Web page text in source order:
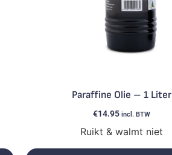
Paraffine Olie – 1 Liter
€14.95 incl. BTW
Ruikt & walmt niet